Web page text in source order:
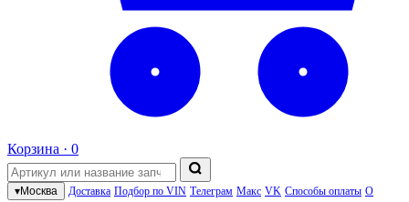
Корзина · 0
▾Москва Доставка Подбор по VIN Телеграм Макс VK Способы оплаты О